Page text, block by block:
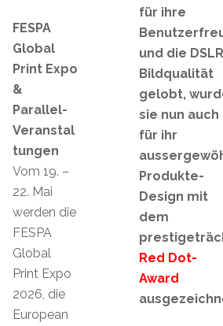
für ihre
und die
Bildqualität
gelobt,
sie nun auch
für ihr
Produkte-
Design mit
dem
Red Dot-
Award
FESPA
Global
Print Expo
&
Parallel-
Veranstal
tungen
Vom 19. –
22. Mai
werden die
FESPA
Global
Print Expo
2026, die
European